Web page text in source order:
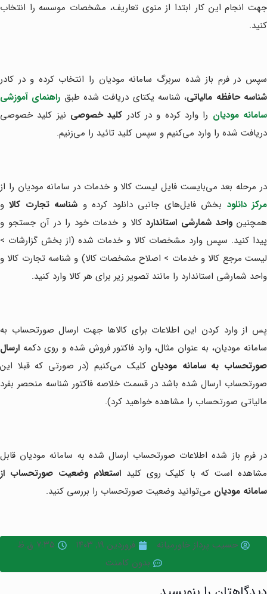
جهت انجام این کار ابتدا از منوی تعاریف، مشخصات موسسه را انتخاب
کنید.
سپس در فرم باز شده سربرگ سامانه مودیان را انتخاب کرده و در کادر
شناسه حافظه مالیاتی، شناسه یکتای دریافت شده طبق راهنمای آموزشی
سامانه مودیان را وارد کرده و در کادر کلید خصوصی نیز کلید خصوصی
دریافت شده را وارد می‌کنیم و سپس کلید تائید را می‌زنیم.
در مرحله بعد می‌بایست فایل لیست کالا و خدمات در سامانه مودیان را از
مرکز دانلود بخش فایل‌های جانبی دانلود کرده و شناسه تجارت کالاو
همچنین واحد شمارشی استانداردکالا و خدمات خود را در آن جستجو و
پیدا کنید. سپس وارد مشخصات کالا و خدمات شده (از بخش گزارشات >
لیست مرجع کالا و خدمات > اصلاح مشخصات کالا) و شناسه تجارت کالا و
واحد شمارشی استاندارد را مانند تصویر زیر برای هر کالا وارد کنید.
پس از وارد کردن این اطلاعات برای کالاها جهت ارسال صورتحساب به
سامانه مودیان، به عنوان مثال، وارد فاکتور فروش شده و روی دکمه ارسال
صورتحساب به سامانه مودیان کلیک می‌کنیم (در صورتی که قبلا این
صورتحساب ارسال شده باشد در قسمت خلاصه فاکتور شناسه منحصر بفرد
مالیاتی صورتحساب را مشاهده خواهید کرد).
در فرم باز شده اطلاعات صورتحساب ارسال شده به سامانه مودیان قابل
مشاهده است که با کلیک روی کلیداستعلام وضعیت صورتحساب از
سامانه مودیان می‌توانید وضعیت صورتحساب را بررسی کنید.
حسیب پرداز خاورمیانه فروردین ۱۹, ۱۴۰۳
۷:۳۵ ق.ظ
بدون کامنت